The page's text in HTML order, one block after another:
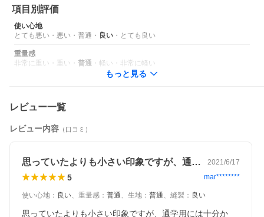
項目別評価
使い心地
とても悪い ・ 悪い ・ 普通 ・ 良い ・ とても良い
重量感
非常に重い ・ 重い ・ 普通 ・ 軽い ・ 非常に軽い
もっと見る
レビュー一覧
レビュー内容 （口コミ）
思っていたよりも小さい印象ですが、通学… 2021/6/17
5 mar********
使い心地 ： 良い、 重量感 ： 普通、 生地 ： 普通、 縫製 ： 良い
思っていたよりも小さい印象ですが、通学用には十分か